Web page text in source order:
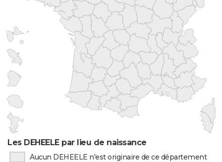
Les DEHEELE par lieu de naissance
Aucun DEHEELE n'est originaire de ce département